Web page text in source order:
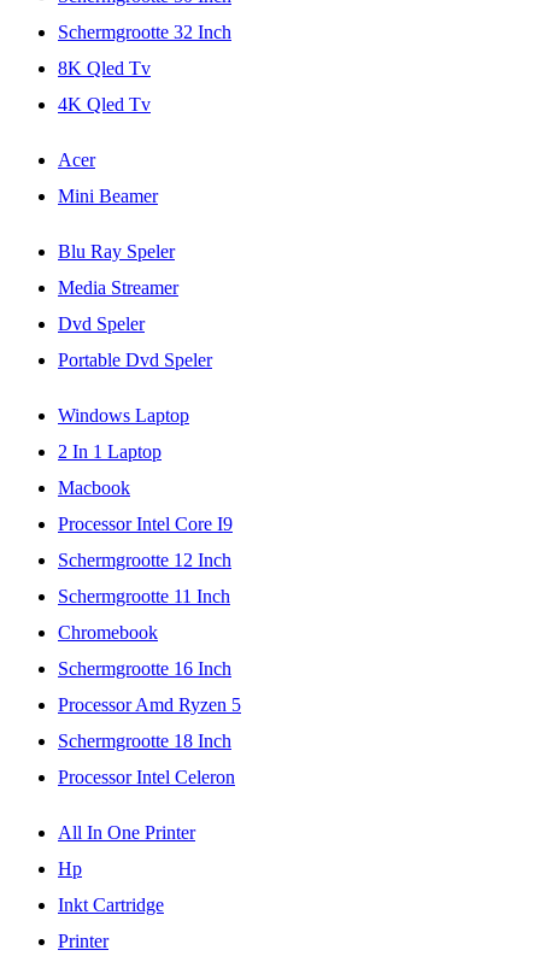
Schermgrootte 32 Inch
8K Qled Tv
4K Qled Tv
Acer
Mini Beamer
Blu Ray Speler
Media Streamer
Dvd Speler
Portable Dvd Speler
Windows Laptop
2 In 1 Laptop
Macbook
Processor Intel Core I9
Schermgrootte 12 Inch
Schermgrootte 11 Inch
Chromebook
Schermgrootte 16 Inch
Processor Amd Ryzen 5
Schermgrootte 18 Inch
Processor Intel Celeron
All In One Printer
Hp
Inkt Cartridge
Printer